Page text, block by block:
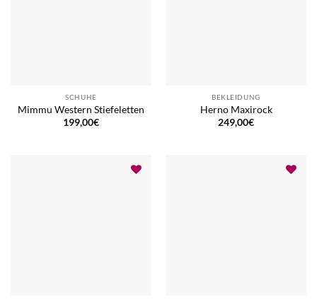
SCHUHE
Mimmu Western Stiefeletten
199,00€
BEKLEIDUNG
Herno Maxirock
249,00€